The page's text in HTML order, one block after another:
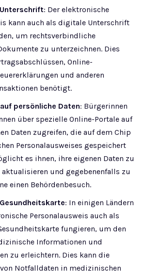
: Der elektronische
kann auch als digitale Unterschrift
um rechtsverbindliche
zu unterzeichnen. Dies
Online-
und anderen
benötigt.
persönliche Daten: Bürgerinnen
über spezielle Online-Portale auf
Daten zugreifen, die auf dem Chip
Personalausweises gespeichert
es ihnen, ihre eigenen Daten zu
und gegebenenfalls zu
einen Behördenbesuch.
: In einigen Ländern
Personalausweis auch als
fungieren, um den
Informationen und
zu erleichtern. Dies kann die
Notfalldaten in medizinischen